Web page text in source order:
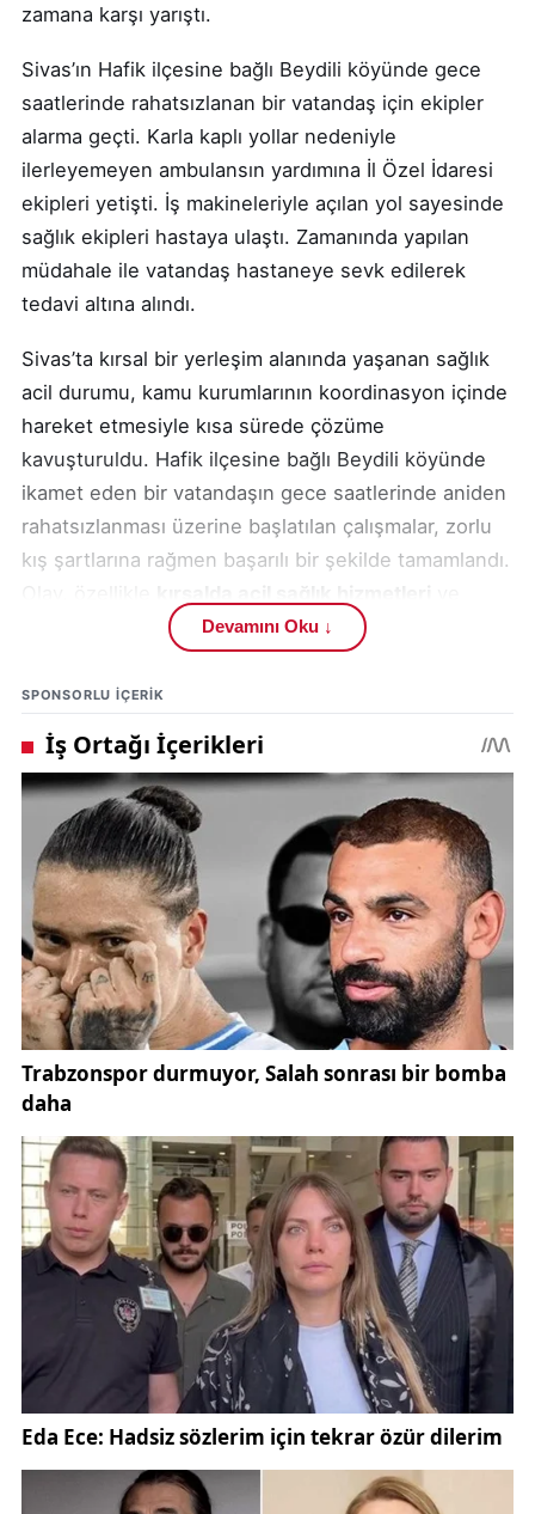
zamana karşı yarıştı.
Sivas’ın Hafik ilçesine bağlı Beydili köyünde gece
saatlerinde rahatsızlanan bir vatandaş için ekipler
alarma geçti. Karla kaplı yollar nedeniyle
ilerleyemeyen ambulansın yardımına İl Özel İdaresi
ekipleri yetişti. İş makineleriyle açılan yol sayesinde
sağlık ekipleri hastaya ulaştı. Zamanında yapılan
müdahale ile vatandaş hastaneye sevk edilerek
tedavi altına alındı.
Sivas’ta kırsal bir yerleşim alanında yaşanan sağlık
acil durumu, kamu kurumlarının koordinasyon içinde
hareket etmesiyle kısa sürede çözüme
kavuşturuldu. Hafik ilçesine bağlı Beydili köyünde
ikamet eden bir vatandaşın gece saatlerinde aniden
rahatsızlanması üzerine başlatılan çalışmalar, zorlu
kış şartlarına rağmen başarılı bir şekilde tamamlandı.
karla mücadele çalışmalarının hayati önemini bir
kez daha gözler önüne serdi.
Edinilen bilgilere göre, Beydili köyünde yaşayan
vatandaş gece saat 03.00 sıralarında sağlık sorunu
yaşadı. Durumu fark eden köy sakinleri, vakit
kaybetmeden yetkililere ihbarda bulundu. İhbarın
ardından sağlık ekipleri tarafından köye ambulans
yönlendirildi. Ancak yoğun kar yağışı nedeniyle köy
yolu tamamen karla kaplıydı ve ambulans ilerlemekte
güçlük çekti.
Bölgedeki olumsuz hava koşulları ve kar kalınlığının
artması, ambulansın hastaya ulaşmasını zorlaştırdı.
Sağlık ekiplerinin yolu aşamaması üzerine durum,
Sivas İl Özel İdaresi
bildirildi. İl Özel İdaresi ekipleri, vatandaşın hayati
riskinin bulunması nedeniyle hızla harekete geçti.
Kırsal bölgelerde sıkça karşılaşılan bu tür durumlar,
Sivas’ta kış şartlarına karşı alınan önlemlerin ne
kadar kritik olduğunu ortaya koydu.
Kısa sürede bölgeye ulaşan İl Özel İdaresi karla
mücadele ekipleri, iş makineleriyle kapalı köy
yolunda çalışma başlattı. Yoğun kar birikintileri,
yapılan titiz çalışmalar sonucunda temizlendi. Yolun
yapması sağlandı. Bu süreçte ekiplerin
Devamını Oku ↓
SPONSORLU IÇERIK